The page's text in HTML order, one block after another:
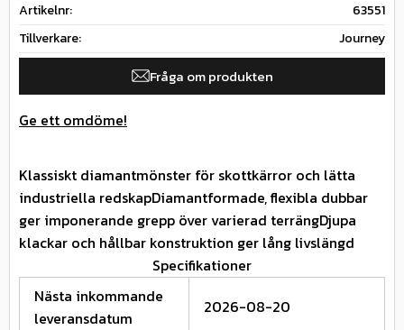
Artikelnr
63551
Tillverkare
Journey
Fråga om produkten
Ge ett omdöme!
Klassiskt diamantmönster för skottkärror och lätta
industriella redskapDiamantformade, flexibla dubbar
ger imponerande grepp över varierad terrängDjupa
klackar och hållbar konstruktion ger lång livslängd
Specifikationer
Nästa inkommande
leveransdatum
2026-08-20